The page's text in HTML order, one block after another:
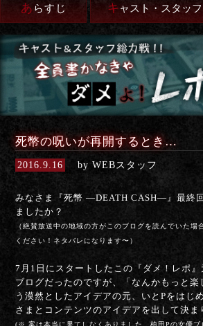
あ らすじ キ ャスト・スタッフ
死幣の呪いが再開するとき…
2016.9.16 by WEBスタッフ
みなさま『死幣 —DEATH CASH—』最終
ましたか？
（絶賛放送中の地域の方がこのブログを読んでいた場
ください！ネタバレになります〜）
7月1日にスタートしたこの『ダメ！レポ
ブログだったのですが、「なんかもっと楽
う漠然としたアイデアの元、いとPをはじ
さまとコンテンツのアイデアを出して決ま
(※ 案は本当に果てしなくありました。植田Pの女優